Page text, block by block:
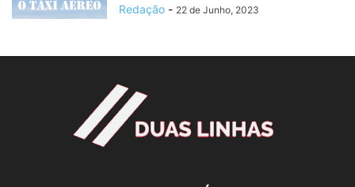
Redação - 22 de Junho, 2023